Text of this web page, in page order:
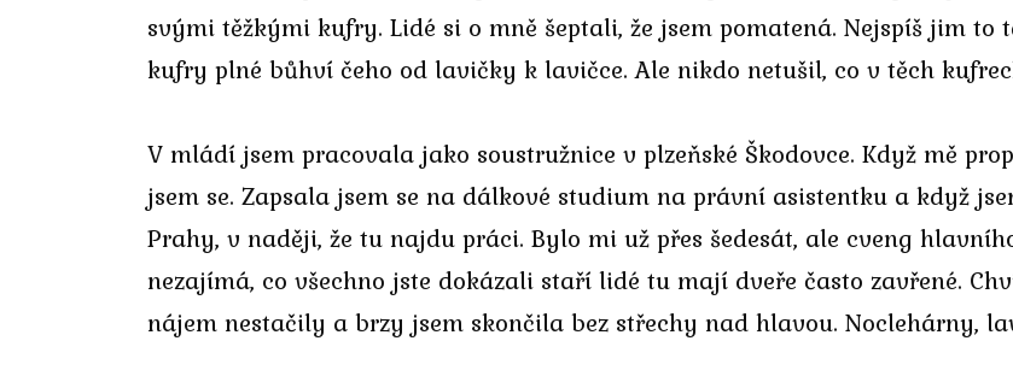
svými těžkými kufry. Lidé si o mně šeptali, že jsem pomatená. Nejspíš jim
kufry plné bůhví čeho od lavičky k lavičce. Ale nikdo netušil, co v těch
V mládí jsem pracovala jako soustružnice v plzeňské Škodovce. Když mě
jsem se. Zapsala jsem se na dálkové studium na právní asistentku a když
Prahy, v naději, že tu najdu práci. Bylo mi už přes šedesát, ale cveng
nezajímá, co všechno jste dokázali staří lidé tu mají dveře často zavřené.
nájem nestačily a brzy jsem skončila bez střechy nad hlavou. Noclehárny,